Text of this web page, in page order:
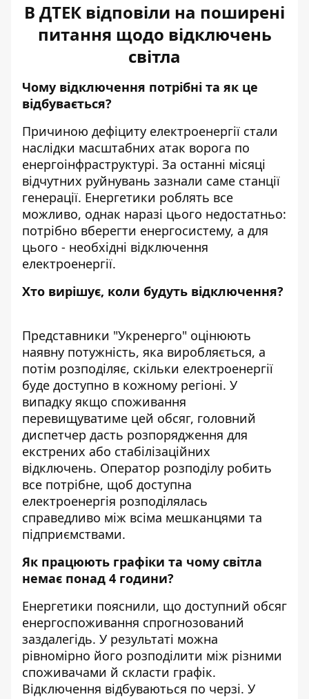
В ДТЕК відповіли на поширені
питання щодо відключень
світла
Чому відключення потрібні та як це
відбувається?
Причиною дефіциту електроенергії стали
наслідки масштабних атак ворога по
енергоінфраструктурі. За останні місяці
відчутних руйнувань зазнали саме станції
генерації. Енергетики роблять все
можливо, однак наразі цього недостатньо:
потрібно вберегти енергосистему, а для
цього - необхідні відключення
електроенергії.
Хто вирішує, коли будуть відключення?
Представники "Укренерго" оцінюють
наявну потужність, яка виробляється, а
потім розподіляє, скільки електроенергії
буде доступно в кожному регіоні. У
випадку якщо споживання
перевищуватиме цей обсяг, головний
диспетчер дасть розпорядження для
екстрених або стабілізаційних
відключень. Оператор розподілу робить
все потрібне, щоб доступна
електроенергія розподілялась
справедливо між всіма мешканцями та
підприємствами.
Як працюють графіки та чому світла
немає понад 4 години?
Енергетики пояснили, що доступний обсяг
енергоспоживання спрогнозований
заздалегідь. У результаті можна
рівномірно його розподілити між різними
споживачами й скласти графік.
Відключення відбуваються по черзі. У